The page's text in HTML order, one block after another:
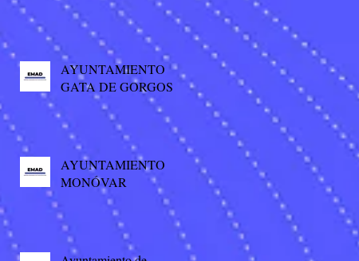
AYUNTAMIENTO
GATA DE GORGOS
AYUNTAMIENTO
MONÓVAR